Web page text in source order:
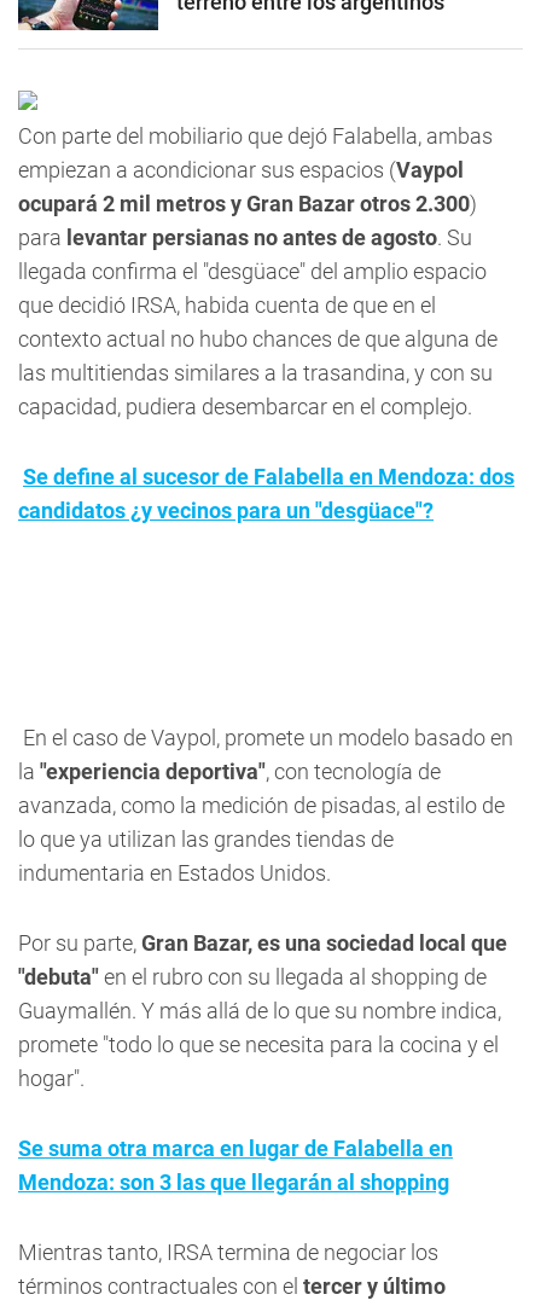
Con parte del mobiliario que dejó Falabella, ambas
empiezan a acondicionar sus espacios (Vaypol
ocupará 2 mil metros y Gran Bazar otros 2.300)
para levantar persianas no antes de agosto. Su
llegada confirma el "desgüace" del amplio espacio
que decidió IRSA, habida cuenta de que en el
contexto actual no hubo chances de que alguna de
las multitiendas similares a la trasandina, y con su
capacidad, pudiera desembarcar en el complejo.
Se define al sucesor de Falabella en Mendoza: dos
candidatos ¿y vecinos para un "desgüace"?
En el caso de Vaypol, promete un modelo basado en
la "experiencia deportiva", con tecnología de
avanzada, como la medición de pisadas, al estilo de
lo que ya utilizan las grandes tiendas de
indumentaria en Estados Unidos.
Por su parte,Gran Bazar,es una sociedad local que
"debuta"en el rubro con su llegada al shopping de
Guaymallén. Y más allá de lo que su nombre indica,
promete "todo lo que se necesita para la cocina y el
hogar".
Se suma otra marca en lugar de Falabella en
Mendoza: son 3 las que llegarán al shopping
Mientras tanto, IRSA termina de negociar los
términos contractuales con el tercer y último